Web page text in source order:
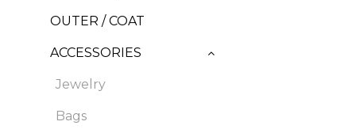
OUTER / COAT
ACCESSORIES
Jewelry
Bags